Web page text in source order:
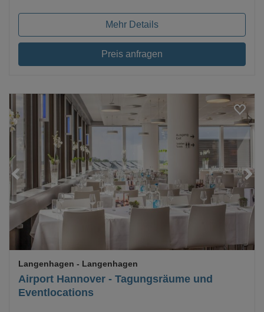
Mehr Details
Preis anfragen
Loading...
Airport Hannover - Tagungsräume und
Eventlocations
Langenhagen - Langenhagen